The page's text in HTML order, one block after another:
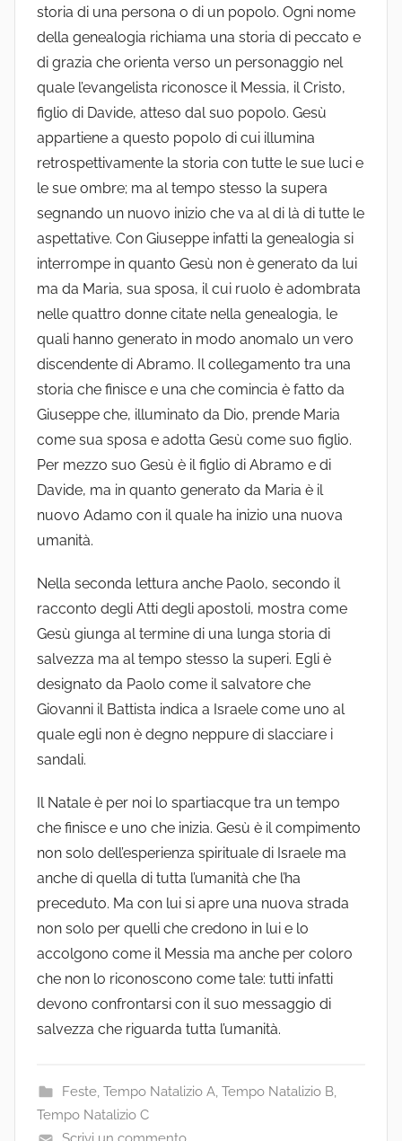
storia di una persona o di un popolo. Ogni nome
della genealogia richiama una storia di peccato e
di grazia che orienta verso un personaggio nel
quale l’evangelista riconosce il Messia, il Cristo,
figlio di Davide, atteso dal suo popolo. Gesù
appartiene a questo popolo di cui illumina
retrospettivamente la storia con tutte le sue luci e
le sue ombre; ma al tempo stesso la supera
segnando un nuovo inizio che va al di là di tutte le
aspettative. Con Giuseppe infatti la genealogia si
interrompe in quanto Gesù non è generato da lui
ma da Maria, sua sposa, il cui ruolo è adombrata
nelle quattro donne citate nella genealogia, le
quali hanno generato in modo anomalo un vero
discendente di Abramo. Il collegamento tra una
storia che finisce e una che comincia è fatto da
Giuseppe che, illuminato da Dio, prende Maria
come sua sposa e adotta Gesù come suo figlio.
Per mezzo suo Gesù è il figlio di Abramo e di
Davide, ma in quanto generato da Maria è il
nuovo Adamo con il quale ha inizio una nuova
umanità.
Nella seconda lettura anche Paolo, secondo il
racconto degli Atti degli apostoli, mostra come
Gesù giunga al termine di una lunga storia di
salvezza ma al tempo stesso la superi. Egli è
designato da Paolo come il salvatore che
Giovanni il Battista indica a Israele come uno al
quale egli non è degno neppure di slacciare i
sandali.
Il Natale è per noi lo spartiacque tra un tempo
che finisce e uno che inizia. Gesù è il compimento
non solo dell’esperienza spirituale di Israele ma
anche di quella di tutta l’umanità che l’ha
preceduto. Ma con lui si apre una nuova strada
non solo per quelli che credono in lui e lo
accolgono come il Messia ma anche per coloro
che non lo riconoscono come tale: tutti infatti
devono confrontarsi con il suo messaggio di
salvezza che riguarda tutta l’umanità.
Feste, Tempo Natalizio A, Tempo Natalizio B,
Tempo Natalizio C